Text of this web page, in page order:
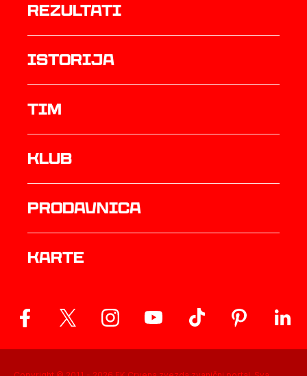
rezultati
istorija
TIM
Klub
prodavnica
Karte